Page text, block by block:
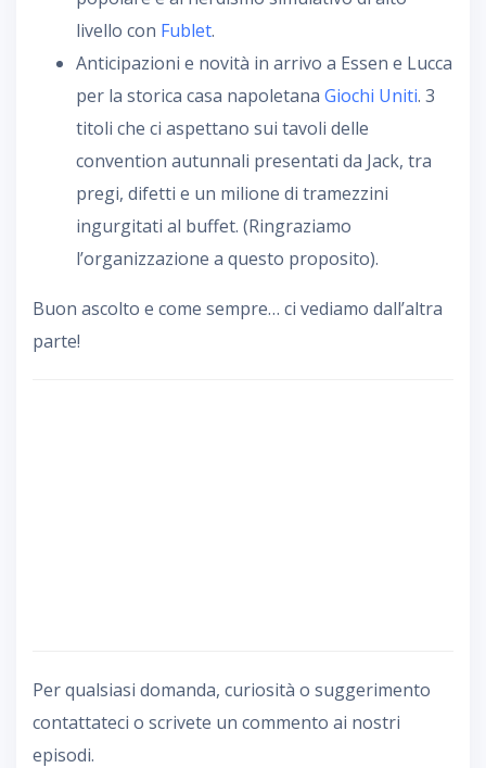
livello con Fublet.
Anticipazioni e novità in arrivo a Essen e Lucca
per la storica casa napoletana Giochi Uniti. 3
titoli che ci aspettano sui tavoli delle
convention autunnali presentati da Jack, tra
pregi, difetti e un milione di tramezzini
ingurgitati al buffet. (Ringraziamo
l’organizzazione a questo proposito).
Buon ascolto e come sempre… ci vediamo dall’altra
parte!
Per qualsiasi domanda, curiosità o suggerimento
contattateci o scrivete un commento ai nostri
episodi.